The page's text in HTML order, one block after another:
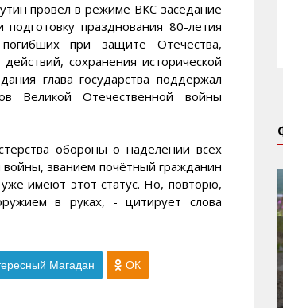
провёл в режиме ВКС заседание
празднования 80-летия
при защите Отечества,
сохранения исторической
глава государства поддержал
Великой Отечественной войны
обороны о наделении всех
званием почётный гражданин
имеют этот статус. Но, повторю,
в руках, - цитирует слова
Магадан ОК